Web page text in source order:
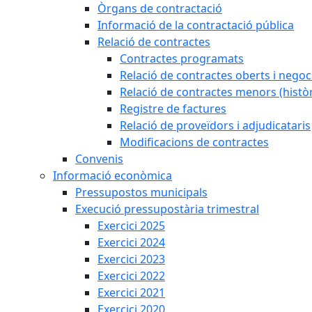
Òrgans de contractació
Informació de la contractació pública
Relació de contractes
Contractes programats
Relació de contractes oberts i
Relació de contractes menors
Registre de factures
Relació de proveïdors i adjudicataris
Modificacions de contractes
Convenis
Informació econòmica
Pressupostos municipals
Execució pressupostària trimestral
Exercici 2025
Exercici 2024
Exercici 2023
Exercici 2022
Exercici 2021